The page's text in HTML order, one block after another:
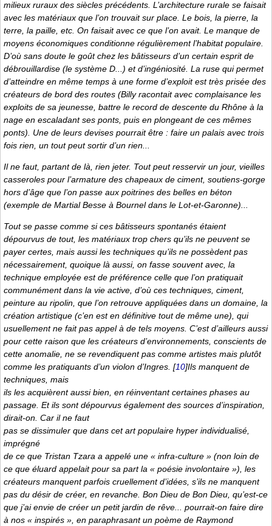
milieux ruraux des siècles précédents. L’architecture rurale se faisait
avec les matériaux que l’on trouvait sur place. Le bois, la pierre, la
terre, la paille, etc. On faisait avec ce que l’on avait. Le manque de
moyens économiques conditionne régulièrement l’habitat populaire.
D’où sans doute le goût chez les bâtisseurs d’un certain esprit de
débrouillardise (le système D...) et d’ingéniosité. La ruse qui permet
d’atteindre en même temps à une forme d’exploit est très prisée des
créateurs de bord des routes (Billy racontait avec complaisance les
exploits de sa jeunesse, battre le record de descente du Rhône à la
nage en escaladant ses ponts, puis en plongeant de ces mêmes
ponts). Une de leurs devises pourrait être : faire un palais avec trois
fois rien, un tout peut sortir d’un rien...
Il ne faut, partant de là, rien jeter. Tout peut resservir un jour, vieilles
casseroles pour l’armature des chapeaux de ciment, soutiens-gorge
hors d’âge que l’on passe aux poitrines des belles en béton
(exemple de Martial Besse à Bournel dans le Lot-et-Garonne)...
Tout se passe comme si ces bâtisseurs spontanés étaient
dépourvus de tout, les matériaux trop chers qu’ils ne peuvent se
payer certes, mais aussi les techniques qu’ils ne possèdent pas
nécessairement, quoique là aussi, on fasse souvent avec, la
technique employée est de préférence celle que l’on pratiquait
communément dans la vie active, d’où ces techniques, ciment,
peinture au ripolin, que l’on retrouve appliquées dans un domaine, la
création artistique (c’en est en définitive tout de même une), qui
usuellement ne fait pas appel à de tels moyens. C’est d’ailleurs aussi
pour cette raison que les créateurs d’environnements, conscients de
cette anomalie, ne se revendiquent pas comme artistes mais plutôt
comme les pratiquants d’un violon d’Ingres. [10]Ils manquent de
techniques, mais
ils les acquièrent aussi bien, en réinventant certaines phases au
passage. Et ils sont dépourvus également des sources d’inspiration,
dirait-on. Car il ne faut
pas se dissimuler que dans cet art populaire hyper individualisé,
imprégné
de ce que Tristan Tzara a appelé une « infra-culture » (non loin de
ce que éluard appelait pour sa part la « poésie involontaire »), les
créateurs manquent parfois cruellement d’idées, s’ils ne manquent
pas du désir de créer, en revanche. Bon Dieu de Bon Dieu, qu’est-ce
que j’ai envie de créer un petit jardin de rêve... pourrait-on faire dire
à nos « inspirés », en paraphrasant un poème de Raymond